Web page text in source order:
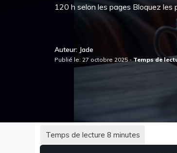
120 h selon les pages Bloquez les
Auteur: Jade
Publié le: 27 octobre 2025 -